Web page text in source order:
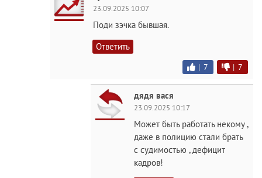
23.09.2025 10:07
Поди зэчка бывшая.
Ответить
| 7 | 7
дядя вася
23.09.2025 10:17
Может быть работать некому ,
даже в полицию стали брать
с судимостью , дефицит
кадров!